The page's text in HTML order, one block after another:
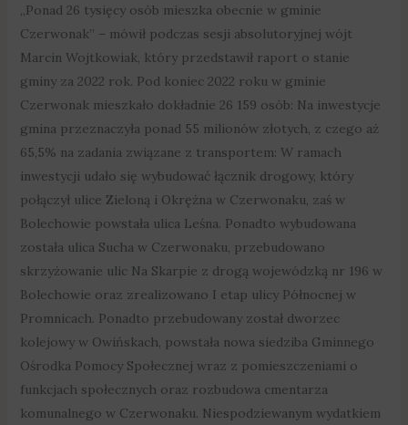
„Ponad 26 tysięcy osób mieszka obecnie w gminie
Czerwonak” – mówił podczas sesji absolutoryjnej wójt
Marcin Wojtkowiak, który przedstawił raport o stanie
gminy za 2022 rok. Pod koniec 2022 roku w gminie
Czerwonak mieszkało dokładnie 26 159 osób: Na inwestycje
gmina przeznaczyła ponad 55 milionów złotych, z czego aż
65,5% na zadania związane z transportem: W ramach
inwestycji udało się wybudować łącznik drogowy, który
połączył ulice Zieloną i Okrężna w Czerwonaku, zaś w
Bolechowie powstała ulica Leśna. Ponadto wybudowana
została ulica Sucha w Czerwonaku, przebudowano
skrzyżowanie ulic Na Skarpie z drogą wojewódzką nr 196 w
Bolechowie oraz zrealizowano I etap ulicy Północnej w
Promnicach. Ponadto przebudowany został dworzec
kolejowy w Owińskach, powstała nowa siedziba Gminnego
Ośrodka Pomocy Społecznej wraz z pomieszczeniami o
funkcjach społecznych oraz rozbudowa cmentarza
komunalnego w Czerwonaku. Niespodziewanym wydatkiem